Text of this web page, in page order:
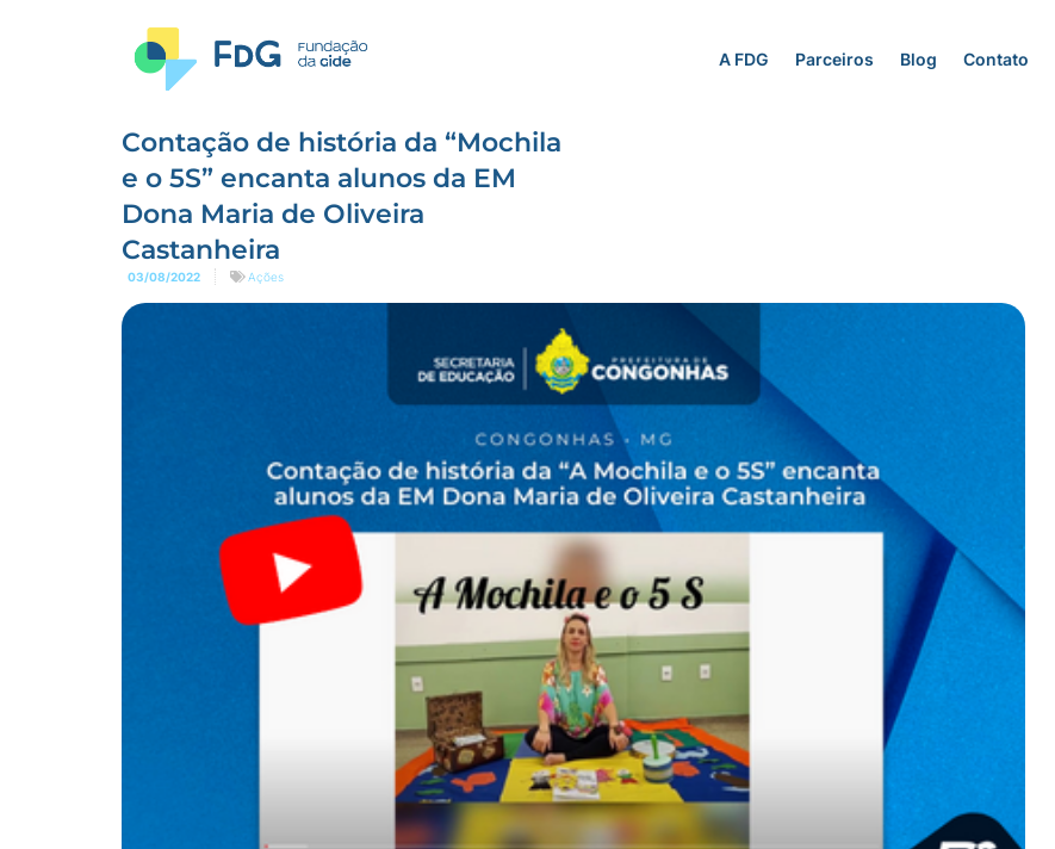
A FDG Parceiros Blog Contato
Contação de história da “Mochila
e o 5S” encanta alunos da EM
Dona Maria de Oliveira
Castanheira
03/08/2022 Ações